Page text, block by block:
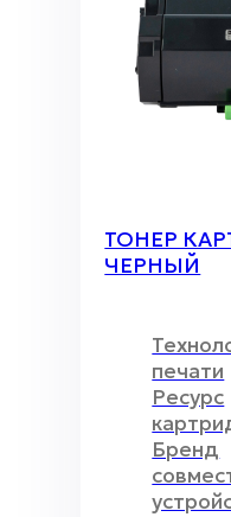
ТОНЕР
ЧЕРНЫЙ
печати
Ресурс
Бренд